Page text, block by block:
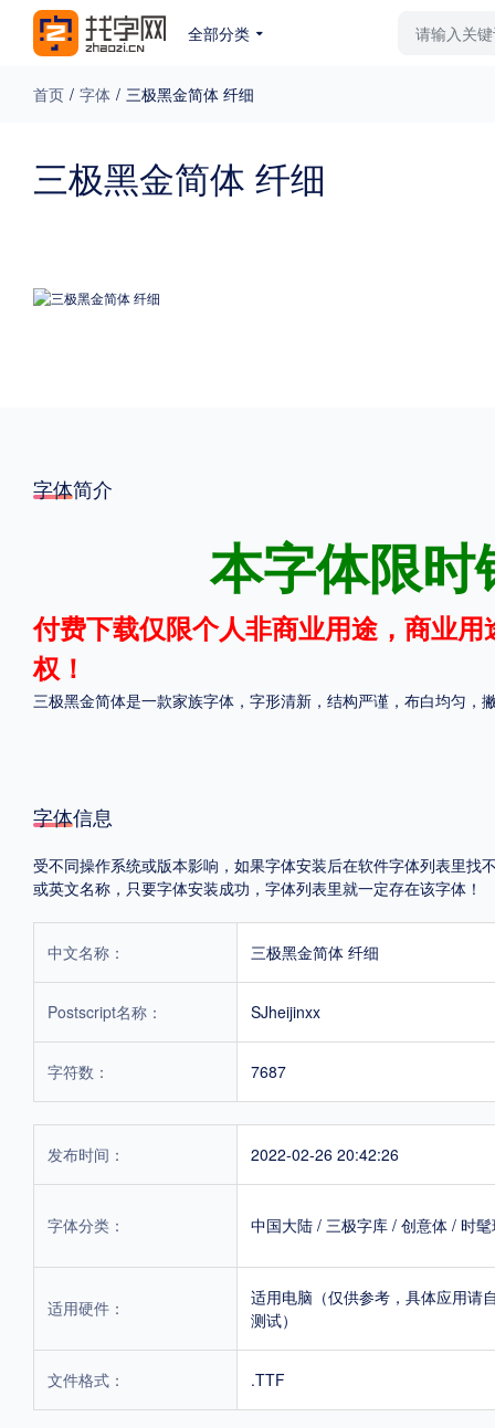
全部分类
免费下载 收费下载 更多
地区
POP字体下载
字体新闻 字体文章 字体程序 字体人物 字体网站
首页 / 字体 / 三极黑金简体 纤细
三极黑金简体 纤细
字体简介
本字体限时
付费下载仅限个人非商业用途，商业
权！
三极黑金简体是一款家族字体，字形清新，结构严谨，布白均匀，
字体信息
受不同操作系统或版本影响，如果字体安装后在软件字体列表里
或英文名称，只要字体安装成功，字体列表里就一定存在该字体！
中文名称： 三极黑金简体 纤细
Postscript名称： SJheijinxx
字符数： 7687
发布时间： 2022-02-26 20:42:26
字体分类： 中国大陆 / 三极字库 / 创意体 / 时
适用硬件：
适用电脑（仅供参考，具体应用请
测试）
文件格式： .TTF